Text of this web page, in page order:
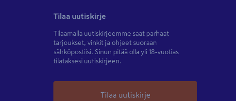
Tilaa uutiskirje
Tilaamalla uutiskirjeemme saat parhaat
tarjoukset, vinkit ja ohjeet suoraan
sähköpostiisi. Sinun pitää olla yli 18-vuotias
tilataksesi uutiskirjeen.
Tilaa uutiskirje